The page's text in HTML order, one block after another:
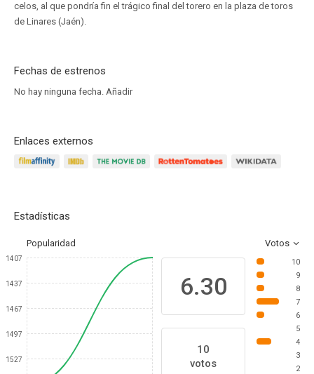
celos, al que pondría fin el trágico final del torero en la plaza de toros
de Linares (Jaén).
Fechas de estrenos
No hay ninguna fecha. Añadir
Enlaces externos
Estadísticas
Popularidad Votos
1407
1437
1467
1497
1527
6.30
10
votos
10
9
8
7
6
5
4
3
2